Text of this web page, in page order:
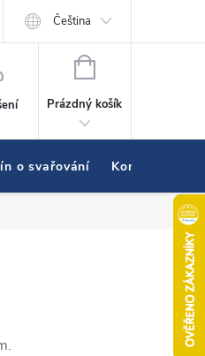
Čeština
NÁKUPNÍ KOŠÍK
Prázdný košík
o svařování Kontakty